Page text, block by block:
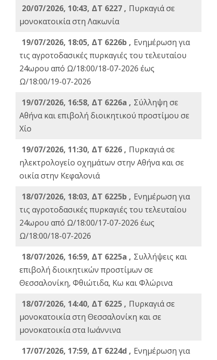
20/07/2026, 10:43, ΔΤ 6227 , Πυρκαγιά σε
μονοκατοικία στη Λακωνία
19/07/2026, 18:05, ΔΤ 6226b , Ενημέρωση για
τις αγροτοδασικές πυρκαγιές του τελευταίου
24ωρου από Ω/18:00/18-07-2026 έως
Ω/18:00/19-07-2026
19/07/2026, 16:58, ΔΤ 6226a , Σύλληψη σε
Αθήνα και επιβολή διοικητικού προστίμου σε
Χίο
19/07/2026, 11:30, ΔΤ 6226 , Πυρκαγιά σε
ηλεκτρολογείο οχημάτων στην Αθήνα και σε
οικία στην Κεφαλονιά
18/07/2026, 18:03, ΔΤ 6225b , Ενημέρωση για
τις αγροτοδασικές πυρκαγιές του τελευταίου
24ωρου από Ω/18:00/17-07-2026 έως
Ω/18:00/18-07-2026
18/07/2026, 16:59, ΔT 6225a , Συλλήψεις και
επιβολή διοικητικών προστίμων σε
Θεσσαλονίκη, Φθιώτιδα, Κω και Φλώρινα
18/07/2026, 14:40, ΔΤ 6225 , Πυρκαγιά σε
μονοκατοικία στη Θεσσαλονίκη και σε
μονοκατοικία στα Ιωάννινα
17/07/2026, 17:59, ΔΤ 6224d , Ενημέρωση για